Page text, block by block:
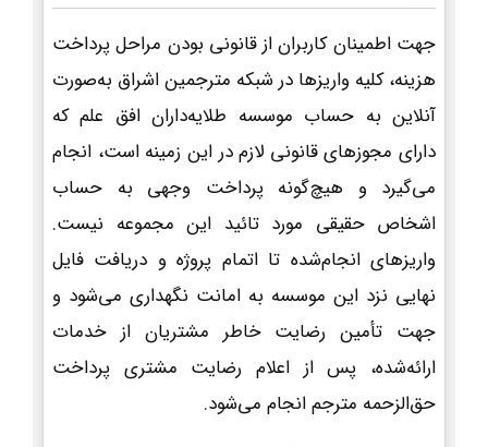
جهت اطمینان کاربران از قانونی بودن مراحل پرداخت
هزینه، کلیه واریزها در شبکه مترجمین اشراق به‌صورت
آنلاین به حساب موسسه طلایه‌داران افق علم که
دارای مجوزهای قانونی لازم در این زمینه است، انجام
می‌گیرد و هیچ‌گونه پرداخت وجهی به حساب
اشخاص حقیقی مورد تائید این مجموعه نیست.
واریزهای انجام‌شده تا اتمام پروژه و دریافت فایل
نهایی نزد این موسسه به امانت نگهداری می‌شود و
جهت تأمین رضایت خاطر مشتریان از خدمات
ارائه‌شده، پس از اعلام رضایت مشتری پرداخت
حق‌الزحمه مترجم انجام می‌شود.